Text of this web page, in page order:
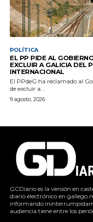
POLÍTICA
EL PP PIDE AL
EXCLUIR A GALICIA DEL
INTERNACIONAL
El PPdeG ha reclamado al
de excluir a...
9 agosto, 2026
GCDiario es la versión en
diario electrónico en gallego
informando
audiencia tiene entre los